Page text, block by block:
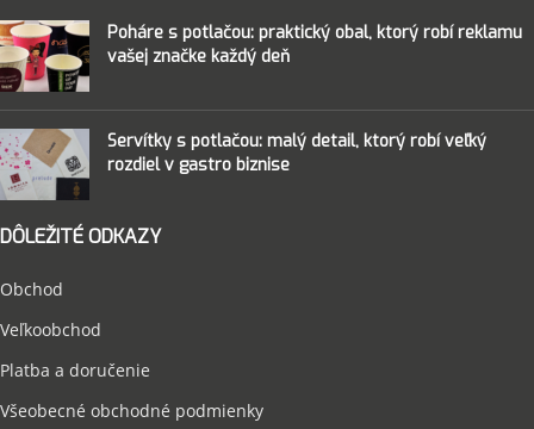
Poháre s potlačou: praktický obal, ktorý robí reklamu
vašej značke každý deň
Servítky s potlačou: malý detail, ktorý robí veľký
rozdiel v gastro biznise
DÔLEŽITÉ ODKAZY
Obchod
Veľkoobchod
Platba a doručenie
Všeobecné obchodné podmienky